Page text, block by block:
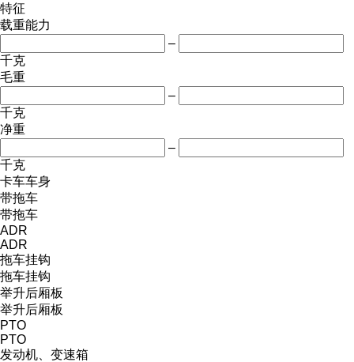
特征
载重能力
–
千克
毛重
–
千克
净重
–
千克
卡车车身
带拖车
带拖车
ADR
ADR
拖车挂钩
拖车挂钩
举升后厢板
举升后厢板
PTO
PTO
发动机、变速箱